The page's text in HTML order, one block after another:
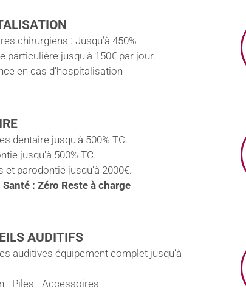
chirurgiens : Jusqu’à 450%
particulière jusqu'à 150€ par jour.
en cas d’hospitalisation
dentaire jusqu'à 500% TC.
jusqu'à 500% TC.
et parodontie jusqu'à 2000€.
Santé : Zéro Reste à charge
AUDITIFS
auditives équipement complet jusqu’à
- Piles - Accessoires